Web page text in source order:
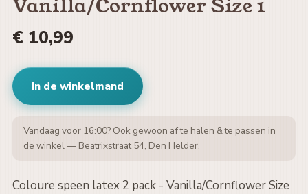
Vanilla/Cornflower Size 1
€ 10,99
In de winkelmand
Vandaag voor 16:00? Ook gewoon af te halen & te passen in
de winkel — Beatrixstraat 54, Den Helder.
Coloure speen latex 2 pack - Vanilla/Cornflower Size